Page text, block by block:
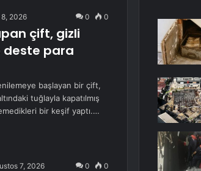
2026 0 0
çift, gizli
para
başlayan bir çift,
tuğlayla kapatılmış
bir keşif yaptı.…
7, 2026 0 0